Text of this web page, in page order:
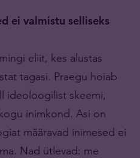
ei valmistu selliseks
eliit, kes alustas
tagasi. Praegu hoiab
ideoloogilist skeemi,
inimkond. Asi on
määravad inimesed ei
Nad ütlevad: me